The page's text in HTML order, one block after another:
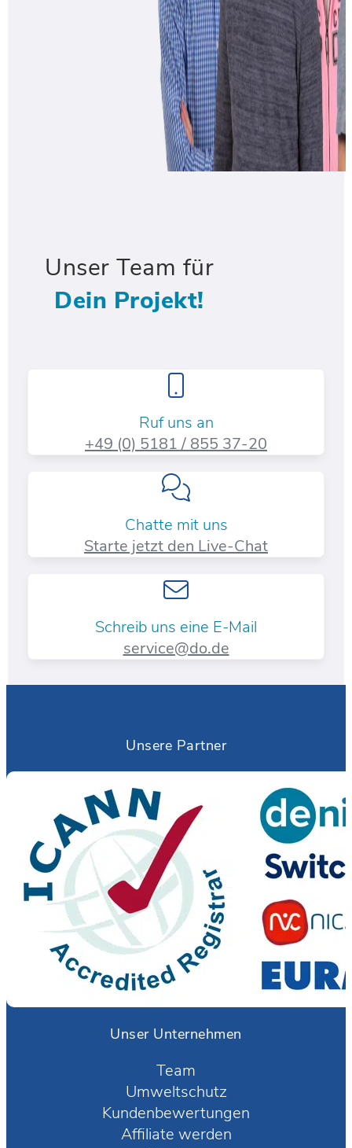
Unser Team für
Dein Projekt!
Ruf uns an
+49 (0) 5181 / 855 37-20​
Chatte mit uns
Starte jetzt den Live-Chat
Schreib uns eine E-Mail
service@do.de
Unsere Partner
Unser Unternehmen
Team
Umweltschutz
Kundenbewertungen
Affiliate werden